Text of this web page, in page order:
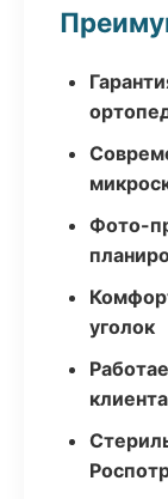
Фото-
уголок